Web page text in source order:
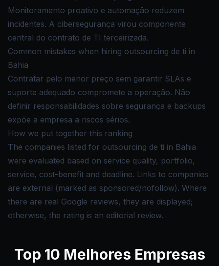
Monitoramento proativo e automação reduzem
incidentes. A cibersegurança virou componente
central do contrato de TI terceirizada.
Common mistakes when hiring outsourcing de ti in
Bahia
Contratar pelo menor preço sem garantir SLAs e
suporte adequado compromete a operação. Não
definir responsabilidades sobre segurança e backups
expõe a empresa a riscos sérios.
How we put together this ranking
The companies listed for outsourcing de ti in Bahia
were evaluated based on service quality, portfolio,
service, cost-benefit and deadline. Links to companies
are external (marked as sponsored/nofollow). Where
there are real Google reviews, they are displayed;
otherwise, the rating is an editorial review.
Top 10 Melhores Empresas